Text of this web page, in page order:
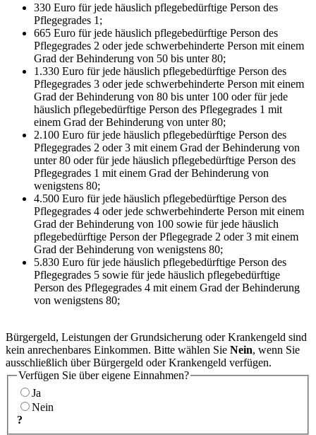
330 Euro für jede häuslich pflegebedürftige Person des
Pflegegrades 1;
665 Euro für jede häuslich pflegebedürftige Person des
Pflegegrades 2 oder jede schwerbehinderte Person mit einem
Grad der Behinderung von 50 bis unter 80;
1.330 Euro für jede häuslich pflegebedürftige Person des
Pflegegrades 3 oder jede schwerbehinderte Person mit einem
Grad der Behinderung von 80 bis unter 100 oder für jede
häuslich pflegebedürftige Person des Pflegegrades 1 mit
einem Grad der Behinderung von unter 80;
2.100 Euro für jede häuslich pflegebedürftige Person des
Pflegegrades 2 oder 3 mit einem Grad der Behinderung von
unter 80 oder für jede häuslich pflegebedürftige Person des
Pflegegrades 1 mit einem Grad der Behinderung von
wenigstens 80;
4.500 Euro für jede häuslich pflegebedürftige Person des
Pflegegrades 4 oder jede schwerbehinderte Person mit einem
Grad der Behinderung von 100 sowie für jede häuslich
pflegebedürftige Person der Pflegegrade 2 oder 3 mit einem
Grad der Behinderung von wenigstens 80;
5.830 Euro für jede häuslich pflegebedürftige Person des
Pflegegrades 5 sowie für jede häuslich pflegebedürftige
Person des Pflegegrades 4 mit einem Grad der Behinderung
von wenigstens 80;
Bürgergeld, Leistungen der Grundsicherung oder Krankengeld sind
kein anrechenbares Einkommen. Bitte wählen Sie Nein, wenn Sie
ausschließlich über Bürgergeld oder Krankengeld verfügen.
Verfügen Sie über eigene Einnahmen?
Ja
Nein
?